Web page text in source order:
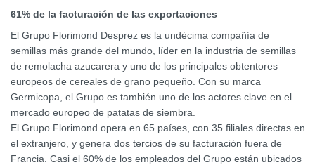
61% de la facturación de las exportaciones
El Grupo Florimond Desprez es la undécima compañía de
semillas más grande del mundo, líder en la industria de semillas
de remolacha azucarera y uno de los principales obtentores
europeos de cereales de grano pequeño. Con su marca
Germicopa, el Grupo es también uno de los actores clave en el
mercado europeo de patatas de siembra.
El Grupo Florimond opera en 65 países, con 35 filiales directas en
el extranjero, y genera dos tercios de su facturación fuera de
Francia. Casi el 60% de los empleados del Grupo están ubicados